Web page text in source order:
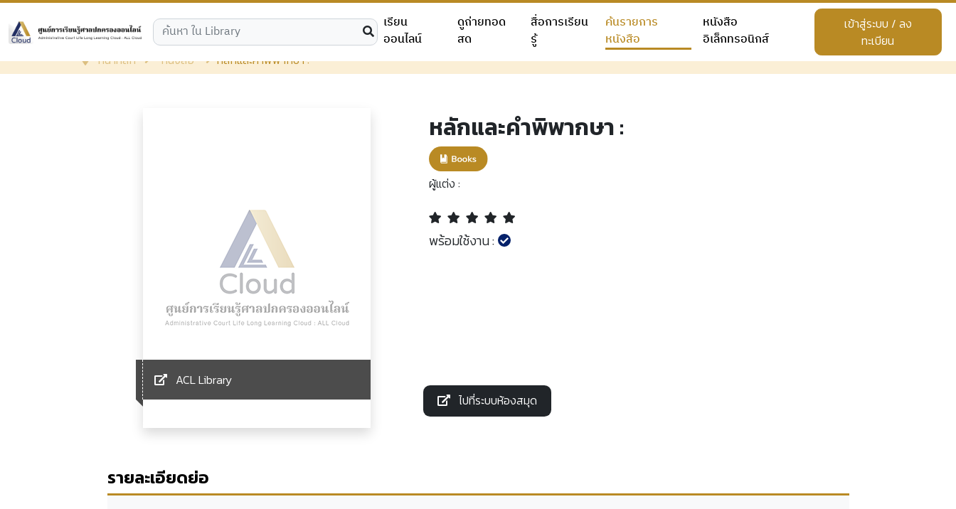
เรียน
ออนไลน์
ดูถ่ายทอด
สด
สื่อการเรียน
รู้
ค้นรายการ
หนังสือ
หนังสือ
อิเล็กทรอนิกส์
เข้าสู่ระบบ / ลง
ทะเบียน
หน้าหลัก
หนังสือ หลักและคำพิพากษา :
ACL Library
หลักและคำพิพากษา :
ผู้แต่ง :
พร้อมใช้งาน :
ไปที่ระบบห้องสมุด
รายละเอียดย่อ